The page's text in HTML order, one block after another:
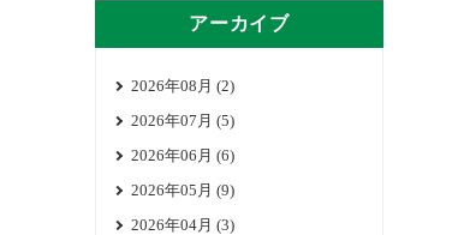
アーカイブ
2026年08月 (2)
2026年07月 (5)
2026年06月 (6)
2026年05月 (9)
2026年04月 (3)